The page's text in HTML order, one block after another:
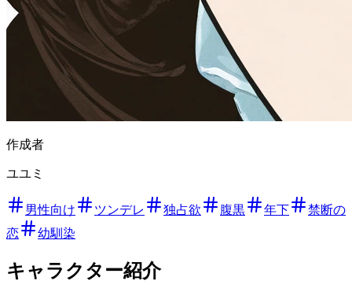
作成者
ユユミ
男性向け ツンデレ 独占欲 腹黒 年下
禁断の
恋
幼馴染
キャラクター紹介